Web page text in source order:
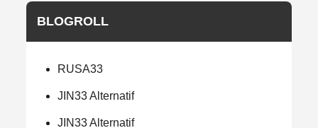
BLOGROLL
RUSA33
JIN33 Alternatif
JIN33 Alternatif